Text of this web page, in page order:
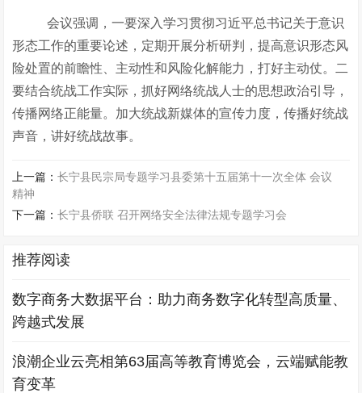
会议强调，一要深入学习贯彻习近平总书记关于意识
形态工作的重要论述，定期开展分析研判，提高意识形态风
险处置的前瞻性、主动性和风险化解能力，打好主动仗。二
要结合统战工作实际，抓好网络统战人士的思想政治引导，
传播网络正能量。加大统战新媒体的宣传力度，传播好统战
声音，讲好统战故事。
上一篇：长宁县民宗局专题学习县委第十五届第十一次全体 会议
精神
下一篇：长宁县侨联 召开网络安全法律法规专题学习会
推荐阅读
数字商务大数据平台：助力商务数字化转型高质量、
跨越式发展
浪潮企业云亮相第63届高等教育博览会，云端赋能教
育变革